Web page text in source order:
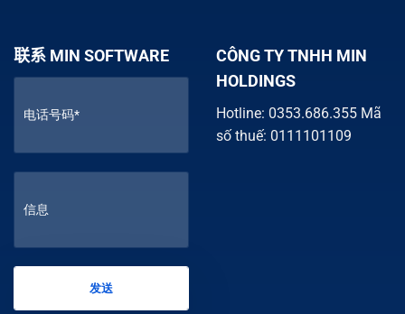
联系 MIN SOFTWARE
CÔNG TY TNHH MIN
HOLDINGS
Hotline: 0353.686.355 Mã
số thuế: 0111101109